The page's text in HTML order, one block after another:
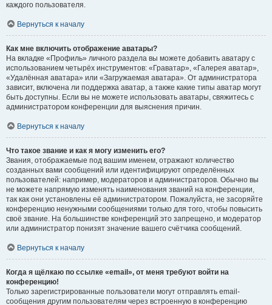
каждого пользователя.
Вернуться к началу
Как мне включить отображение аватары?
На вкладке «Профиль» личного раздела вы можете добавить аватару с
использованием четырёх инструментов: «Граватар», «Галерея аватар»,
«Удалённая аватара» или «Загружаемая аватара». От администратора
зависит, включена ли поддержка аватар, а также какие типы аватар могут
быть доступны. Если вы не можете использовать аватары, свяжитесь с
администратором конференции для выяснения причин.
Вернуться к началу
Что такое звание и как я могу изменить его?
Звания, отображаемые под вашим именем, отражают количество
созданных вами сообщений или идентифицируют определённых
пользователей: например, модераторов и администраторов. Обычно вы
не можете напрямую изменять наименования званий на конференции,
так как они установлены её администратором. Пожалуйста, не засоряйте
конференцию ненужными сообщениями только для того, чтобы повысить
своё звание. На большинстве конференций это запрещено, и модератор
или администратор понизят значение вашего счётчика сообщений.
Вернуться к началу
Когда я щёлкаю по ссылке «email», от меня требуют войти на
конференцию!
Только зарегистрированные пользователи могут отправлять email-
сообщения другим пользователям через встроенную в конференцию